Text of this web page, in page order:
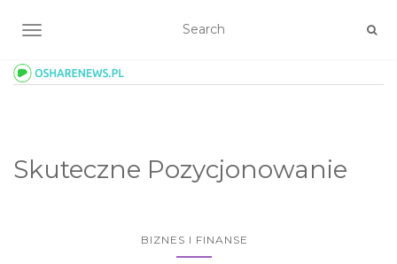
TOGGLE NAVIGATION
Skuteczne Pozycjonowanie
BIZNES I FINANSE